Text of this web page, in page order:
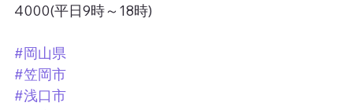
4000(平日9時～18時)
#岡山県
#笠岡市
#浅口市